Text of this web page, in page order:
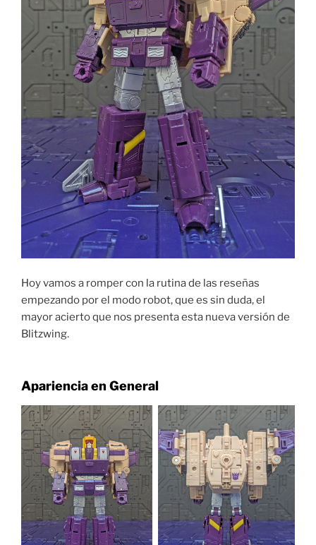
Hoy vamos a romper con la rutina de las reseñas
empezando por el modo robot, que es sin duda, el
mayor acierto que nos presenta esta nueva versión de
Blitzwing.
Apariencia en General